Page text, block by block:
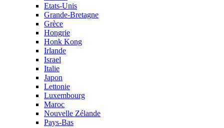
Etats-Unis
Grande-Bretagne
Grèce
Hongrie
Honk Kong
Irlande
Israel
Italie
Japon
Lettonie
Luxembourg
Maroc
Nouvelle Zélande
Pays-Bas